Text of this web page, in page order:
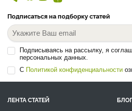
Подписаться на подборку статей
Подписываясь на рассылку, я
персональных данных.
С Политикой конфиденциальности
ЛЕНТА СТАТЕЙ
БЛОГ